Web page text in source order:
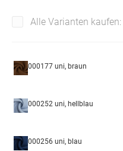
Alle Varianten kaufen:
000177 uni, braun
000252 uni, hellblau
000256 uni, blau